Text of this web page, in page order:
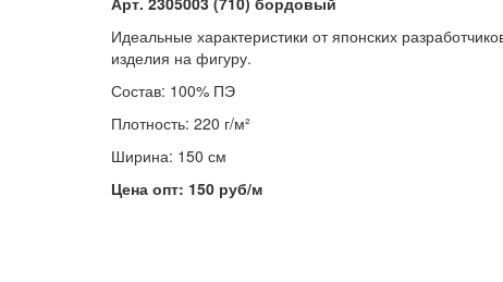
Идеальные характеристики от японских
изделия на фигуру.
Состав: 100% ПЭ
Плотность: 220 г/м²
Ширина: 150 см
Цена опт: 150 руб/м